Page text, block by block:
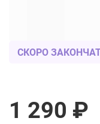
СКОРО
1 290 ₽